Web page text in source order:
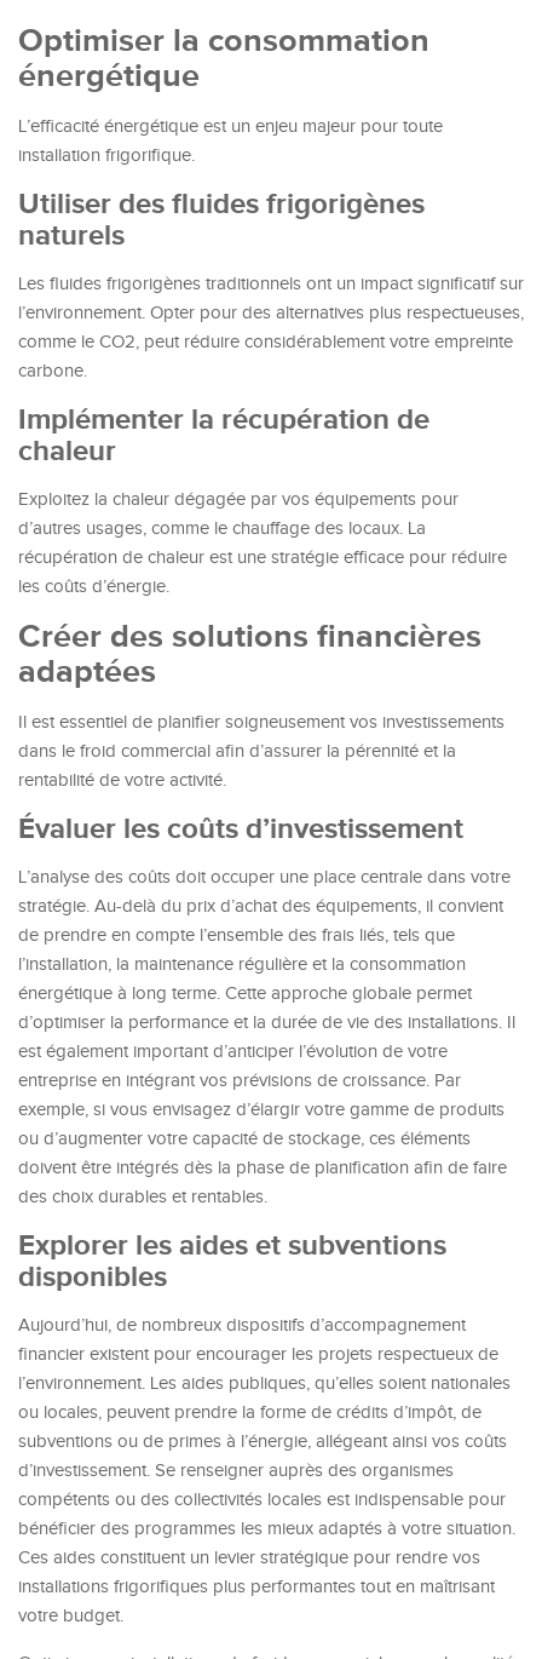
Optimiser la consommation
énergétique
L’efficacité énergétique est un enjeu majeur pour toute
installation frigorifique.
Utiliser des fluides frigorigènes
naturels
Les fluides frigorigènes traditionnels ont un impact significatif sur
l’environnement. Opter pour des alternatives plus respectueuses,
comme le CO2, peut réduire considérablement votre empreinte
carbone.
Implémenter la récupération de
chaleur
Exploitez la chaleur dégagée par vos équipements pour
d’autres usages, comme le chauffage des locaux. La
récupération de chaleur est une stratégie efficace pour réduire
les coûts d’énergie.
Créer des solutions financières
adaptées
Il est essentiel de planifier soigneusement vos investissements
dans le froid commercial afin d’assurer la pérennité et la
rentabilité de votre activité.
Évaluer les coûts d’investissement
L’analyse des coûts doit occuper une place centrale dans votre
stratégie. Au-delà du prix d’achat des équipements, il convient
de prendre en compte l’ensemble des frais liés, tels que
l’installation, la maintenance régulière et la consommation
énergétique à long terme. Cette approche globale permet
d’optimiser la performance et la durée de vie des installations. Il
est également important d’anticiper l’évolution de votre
entreprise en intégrant vos prévisions de croissance. Par
exemple, si vous envisagez d’élargir votre gamme de produits
ou d’augmenter votre capacité de stockage, ces éléments
doivent être intégrés dès la phase de planification afin de faire
des choix durables et rentables.
Explorer les aides et subventions
disponibles
Aujourd’hui, de nombreux dispositifs d’accompagnement
financier existent pour encourager les projets respectueux de
l’environnement. Les aides publiques, qu’elles soient nationales
ou locales, peuvent prendre la forme de crédits d’impôt, de
subventions ou de primes à l’énergie, allégeant ainsi vos coûts
d’investissement. Se renseigner auprès des organismes
compétents ou des collectivités locales est indispensable pour
bénéficier des programmes les mieux adaptés à votre situation.
Ces aides constituent un levier stratégique pour rendre vos
installations frigorifiques plus performantes tout en maîtrisant
votre budget.